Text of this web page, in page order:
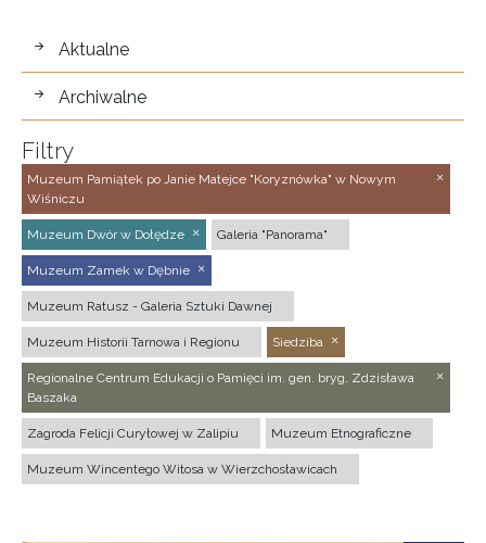
wystawy
Aktualne
Archiwalne
Filtry
Muzeum Pamiątek po Janie Matejce "Koryznówka" w Nowym
Wiśniczu
Muzeum Dwór w Dołędze Galeria "Panorama"
Muzeum Zamek w Dębnie
Muzeum Ratusz - Galeria Sztuki Dawnej
Muzeum Historii Tarnowa i Regionu Siedziba
Regionalne Centrum Edukacji o Pamięci im. gen. bryg. Zdzisława
Baszaka
Zagroda Felicji Curyłowej w Zalipiu Muzeum Etnograficzne
Muzeum Wincentego Witosa w Wierzchosławicach